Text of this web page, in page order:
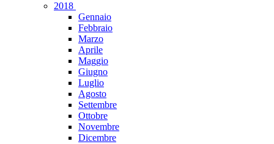
2018
Gennaio
Febbraio
Marzo
Aprile
Maggio
Giugno
Luglio
Agosto
Settembre
Ottobre
Novembre
Dicembre